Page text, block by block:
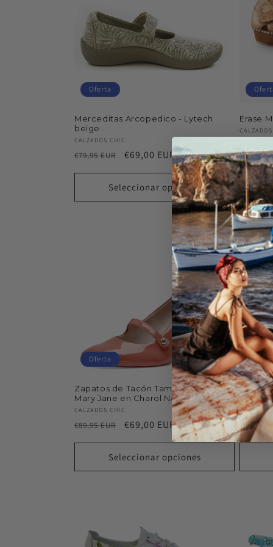
Oferta
Merceditas Arcopedico - Lytech
beige
Proveedor:
CALZADOS CHIC
Precio
€79,95 EUR
Precio
oferta
€69,00 EUR
Seleccionar opciones
Erase
Oferta
Zapatos de Tacón Tamaris - Estilo
Mary Jane en Charol Naranja, 8 cm
Proveedor:
CALZADOS CHIC
Precio
€89,95 EUR
Precio
oferta
€69,00 EUR
Seleccionar opciones
Precio
€34,95